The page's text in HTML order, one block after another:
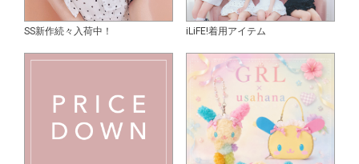
SS新作続々入荷中！ iLiFE!着用アイテム